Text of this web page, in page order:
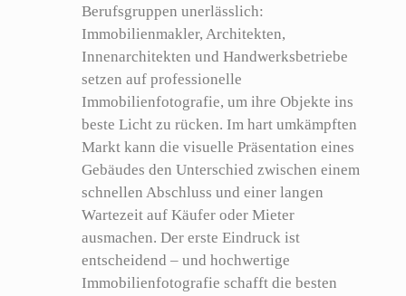
Berufsgruppen unerlässlich:
Immobilienmakler, Architekten,
Innenarchitekten und Handwerksbetriebe
setzen auf professionelle
Immobilienfotografie, um ihre Objekte ins
beste Licht zu rücken. Im hart umkämpften
Markt kann die visuelle Präsentation eines
Gebäudes den Unterschied zwischen einem
schnellen Abschluss und einer langen
Wartezeit auf Käufer oder Mieter
ausmachen. Der erste Eindruck ist
entscheidend – und hochwertige
Immobilienfotografie schafft die besten